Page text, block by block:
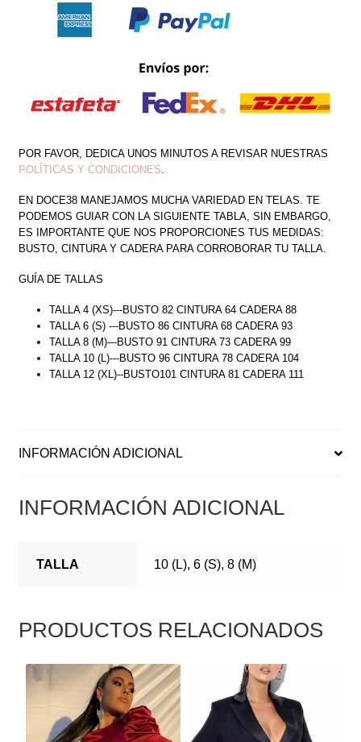
POR FAVOR, DEDICA UNOS MINUTOS A REVISAR NUESTRAS
POLÍTICAS Y CONDICIONES.
EN DOCE38 MANEJAMOS MUCHA VARIEDAD EN TELAS. TE
PODEMOS GUIAR CON LA SIGUIENTE TABLA, SIN EMBARGO,
ES IMPORTANTE QUE NOS PROPORCIONES TUS MEDIDAS:
BUSTO, CINTURA Y CADERA PARA CORROBORAR TU TALLA.
GUÍA DE TALLAS
TALLA 4 (XS)---BUSTO 82 CINTURA 64 CADERA 88
TALLA 6 (S) ---BUSTO 86 CINTURA 68 CADERA 93
TALLA 8 (M)---BUSTO 91 CINTURA 73 CADERA 99
TALLA 10 (L)---BUSTO 96 CINTURA 78 CADERA 104
TALLA 12 (XL)--BUSTO101 CINTURA 81 CADERA 111
INFORMACIÓN ADICIONAL
INFORMACIÓN ADICIONAL
TALLA 10 (L), 6 (S), 8 (M)
PRODUCTOS RELACIONADOS
ESTE
PRODUCTO
TIENE
MÚLTIPLES
PRODUCTO
TIENE
MÚLTIPLES